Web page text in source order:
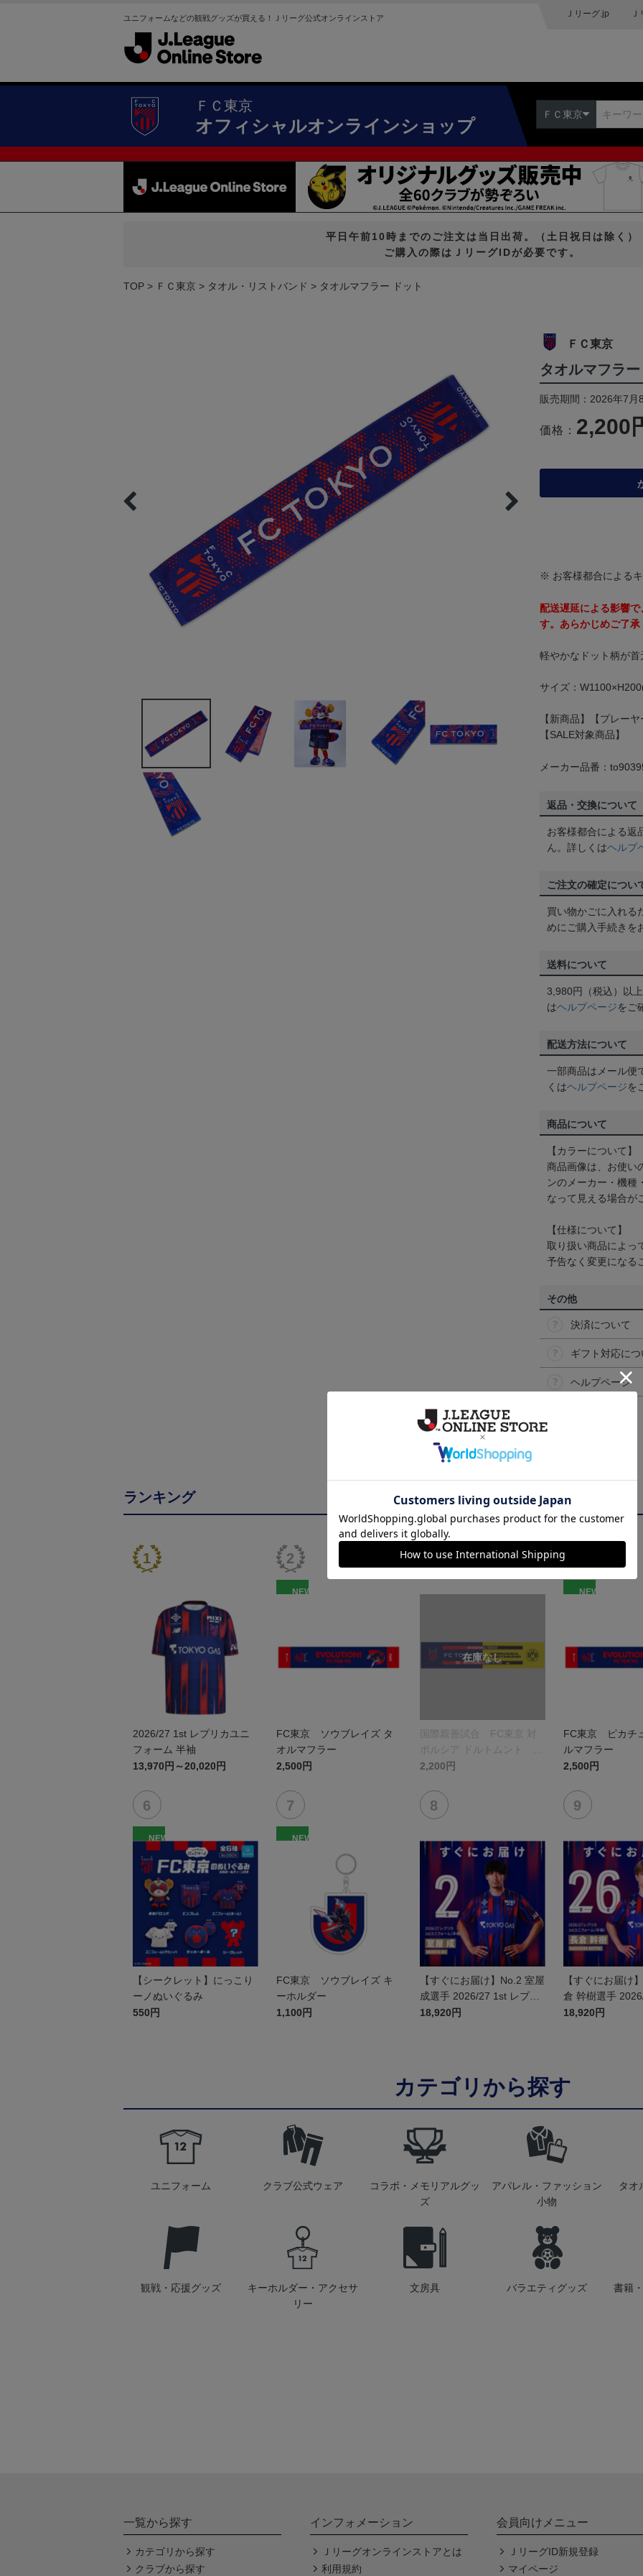
ユニフォームなどの観戦グッズが買える！Ｊリーグ公式オンラインストア Ｊリーグ.jp
ＦＣ東京
オフィシャルオンラインショップ
ＦＣ東京
平日午前10時までのご注文は当日出荷。（土日祝日は除く）
ご購入の際はＪリーグIDが必要です。
TOP ＦＣ東京 タオル・リストバンド タオルマフラー ドット
ＦＣ東京
タオルマフラ
販売期間：2026年7月
価格： 2,200
※ お客様都合による
配送遅延による影響
す。あらかじめご了承
軽やかなドット柄が
サイズ：
【新商品】【プレー
【SALE対象商品】
メーカー品番：
返品・交換について
お客様都合による返
ん。詳しくはヘルプ
ご注文の確定につい
買い物かごに入れる
めにご購入手続きを
送料について
3,980円（税込）以
はヘルプページをご
配送方法について
一部商品はメール便
くはヘルプページを
商品について
【カラーについて】
商品画像は、お使い
ンのメーカー・機種
なって見える場合が
【仕様について】
取り扱い商品によっ
予告なく変更になる
その他
決済について
ギフト対応に
ヘルプページ
ランキング
2026/27 1st レプリカユニ
フォーム 半袖
13,970円～20,020円
NEW
FC東京 ソウブレイズ タ
オルマフラー
2,500円
国際親善試合 FC東京 対
ボルシア ドルトムント プ
リントタオルマフラー
2,200円
NEW
FC東京 ピカチ
ルマフラー
2,500円
NEW
【シークレット】にっこり
ーノぬいぐるみ
550円
NEW
FC東京 ソウブレイズ キ
ーホルダー
1,100円
【すぐにお届け】No.2 室屋
成選手 2026/27 1st レプリ
カユニフォーム 半袖
18,920円
【すぐにお届け
倉 幹樹選手
プリカユニフォ
18,920円
カテゴリから探す
ユニフォーム クラブ公式ウェア
コラボ・メモリアルグッ
ズ
アパレル・ファッション
小物
タオ
観戦・応援グッズ
キーホルダー・アクセサ
リー
文房具 バラエティグッズ 書籍
一覧から探す
カテゴリから探す
クラブから探す
インフォメーション
Ｊリーグオンラインストアとは
利用規約
会員向けメニュー
ＪリーグID新規登録
マイページ